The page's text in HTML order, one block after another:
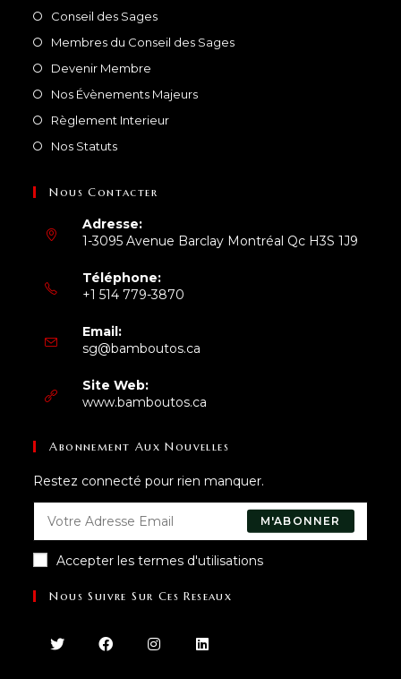
Conseil des Sages
Membres du Conseil des Sages
Devenir Membre
Nos Évènements Majeurs
Règlement Interieur
Nos Statuts
Nous Contacter
Adresse:
1-3095 Avenue Barclay Montréal Qc H3S 1J9
Téléphone:
+1 514 779-3870
Email:
sg@bamboutos.ca
Site Web:
www.bamboutos.ca
Abonnement Aux Nouvelles
Restez connecté pour rien manquer.
M'ABONNER
Accepter les termes d'utilisations
Nous Suivre Sur Ces Reseaux